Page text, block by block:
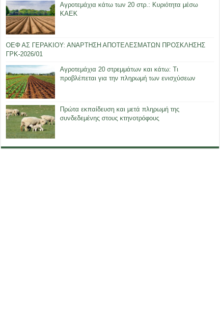
Αγροτεμάχια κάτω των 20 στρ.: Κυριότητα μέσω
ΚΑΕΚ
ΟΕΦ ΑΣ ΓΕΡΑΚΙΟΥ: ΑΝΑΡΤΗΣΗ ΑΠΟΤΕΛΕΣΜΑΤΩΝ ΠΡΟΣΚΛΗΣΗΣ
ΓΡΚ-2026/01
Αγροτεμάχια 20 στρεμμάτων και κάτω: Τι
προβλέπεται για την πληρωμή των ενισχύσεων
Πρώτα εκπαίδευση και μετά πληρωμή της
συνδεδεμένης στους κτηνοτρόφους